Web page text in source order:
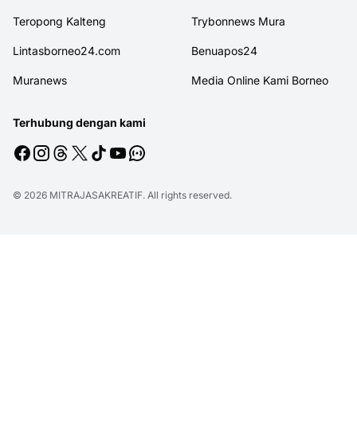
Teropong Kalteng Trybonnews Mura
Lintasborneo24.com Benuapos24
Muranews Media Online Kami Borneo
Terhubung dengan kami
© 2026 MITRAJASAKREATIF. All rights reserved.